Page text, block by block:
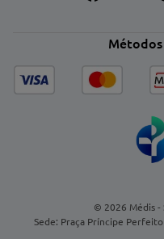
© 2026 Médis -
Sede: Praça Príncipe